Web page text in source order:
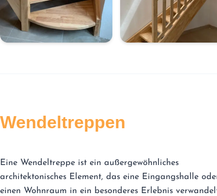
Wendeltreppen
Eine Wendeltreppe ist ein außergewöhnliches
architektonisches Element, das eine Eingangshalle
einen Wohnraum in ein besonderes Erlebnis